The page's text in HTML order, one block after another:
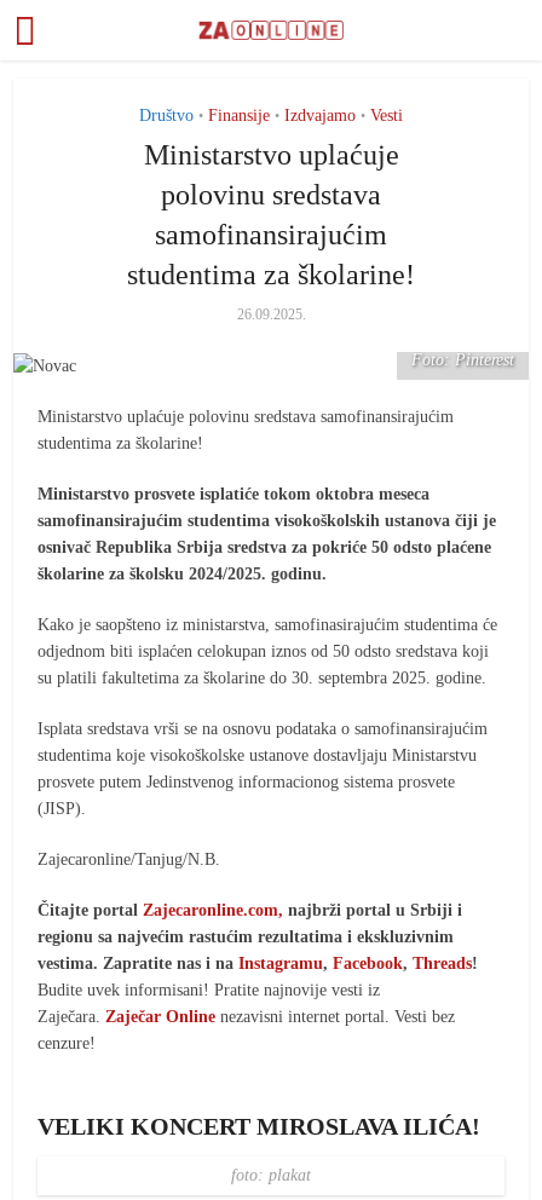
Društvo • Finansije • Izdvajamo • Vesti
Ministarstvo uplaćuje
polovinu sredstava
samofinansirajućim
studentima za školarine!
26.09.2025.
Foto: Pinterest
Ministarstvo uplaćuje polovinu sredstava samofinansirajućim
studentima za školarine!
Ministarstvo prosvete isplatiće tokom oktobra meseca
samofinansirajućim studentima visokoškolskih ustanova čiji je
osnivač Republika Srbija sredstva za pokriće 50 odsto plaćene
školarine za školsku 2024/2025. godinu.
Kako je saopšteno iz ministarstva, samofinasirajućim studentima će
odjednom biti isplaćen celokupan iznos od 50 odsto sredstava koji
su platili fakultetima za školarine do 30. septembra 2025. godine.
Isplata sredstava vrši se na osnovu podataka o samofinansirajućim
studentima koje visokoškolske ustanove dostavljaju Ministarstvu
prosvete putem Jedinstvenog informacionog sistema prosvete
(JISP).
Zajecaronline/Tanjug/N.B.
Čitajte portal Zajecaronline.com, najbrži portal u Srbiji i
regionu sa najvećim rastućim rezultatima i ekskluzivnim
vestima. Zapratite nas i naInstagramu,Facebook,Threads!
Budite uvek informisani! Pratite najnovije vesti iz
Zaječara. Zaječar Onlinenezavisni internet portal. Vesti bez
cenzure!
VELIKI KONCERT MIROSLAVA ILIĆA!
foto: plakat